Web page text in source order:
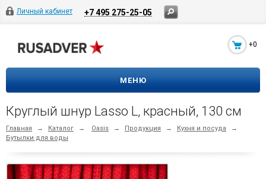
Личный кабинет +7 495 275-25-05
+0
МЕНЮ
Круглый шнур Lasso L, красный, 130 см
Главная → Каталог → Oasis → Продукция → Кухня и посуда
→
Бутылки для воды